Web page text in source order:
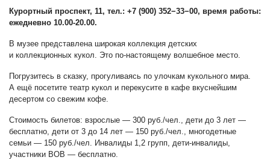
Курортный проспект, 11, тел.: +7 (900) 352−33−00, время работы:
ежедневно 10.00-20.00.
В музее представлена широкая коллекция детских
и коллекционных кукол. Это по-настоящему волшебное место.
Погрузитесь в сказку, прогуливаясь по улочкам кукольного мира.
А ещё посетите театр кукол и перекусите в кафе вкуснейшим
десертом со свежим кофе.
Стоимость билетов: взрослые — 300 руб./чел., дети до 3 лет —
бесплатно, дети от 3 до 14 лет — 150 руб./чел., многодетные
семьи — 150 руб./чел. Инвалиды 1,2 групп, дети-инвалиды,
участники ВОВ — бесплатно.